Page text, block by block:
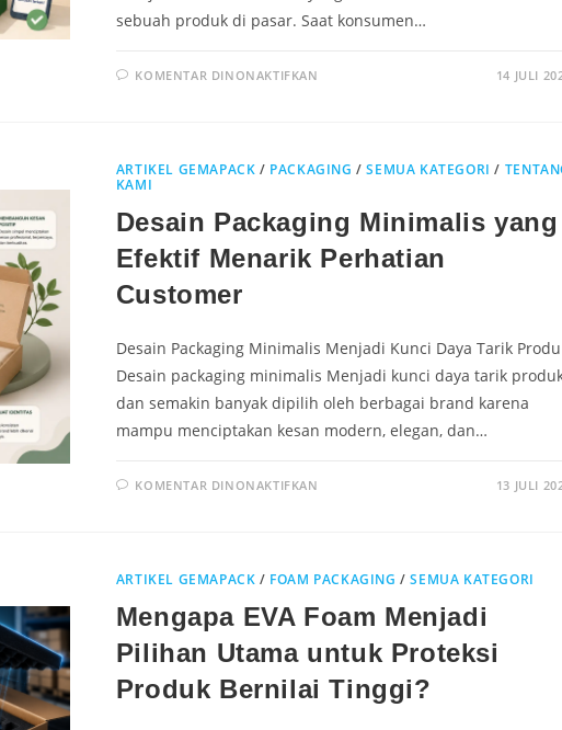
sebuah produk di pasar. Saat konsumen…
KOMENTAR DINONAKTIFKAN 14 JULI
ARTIKEL GEMAPACK / PACKAGING /SEMUA KATEGORI /
KAMI
Desain Packaging Minimalis yang
Efektif Menarik Perhatian
Customer
Desain Packaging Minimalis Menjadi Kunci Daya Tarik
Desain packaging minimalis Menjadi kunci daya tarik
dan semakin banyak dipilih oleh berbagai brand karena
mampu menciptakan kesan modern, elegan, dan…
KOMENTAR DINONAKTIFKAN 13 JULI
ARTIKEL GEMAPACK / FOAM PACKAGING /SEMUA KATEGORI
Mengapa EVA Foam Menjadi
Pilihan Utama untuk Proteksi
Produk Bernilai Tinggi?